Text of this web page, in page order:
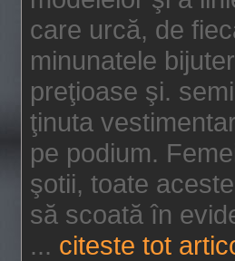
care urcă, de
minunatele
preţioase şi.
ţinuta
pe podium.
şotii, toate
să scoată în
... citeste tot